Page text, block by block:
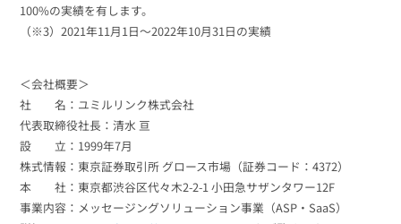
100%の実績を有します。
（※3）2021年11月1日～2022年10月31日の実績
＜会社概要＞
社 名：ユミルリンク株式会社
代表取締役社長：清水 亘
設 立：1999年7月
株式情報：東京証券取引所 グロース市場（証券コード：4372）
本 社：東京都渋谷区代々木2-2-1 小田急サザンタワー12F
事業内容：メッセージングソリューション事業（ASP・SaaS）